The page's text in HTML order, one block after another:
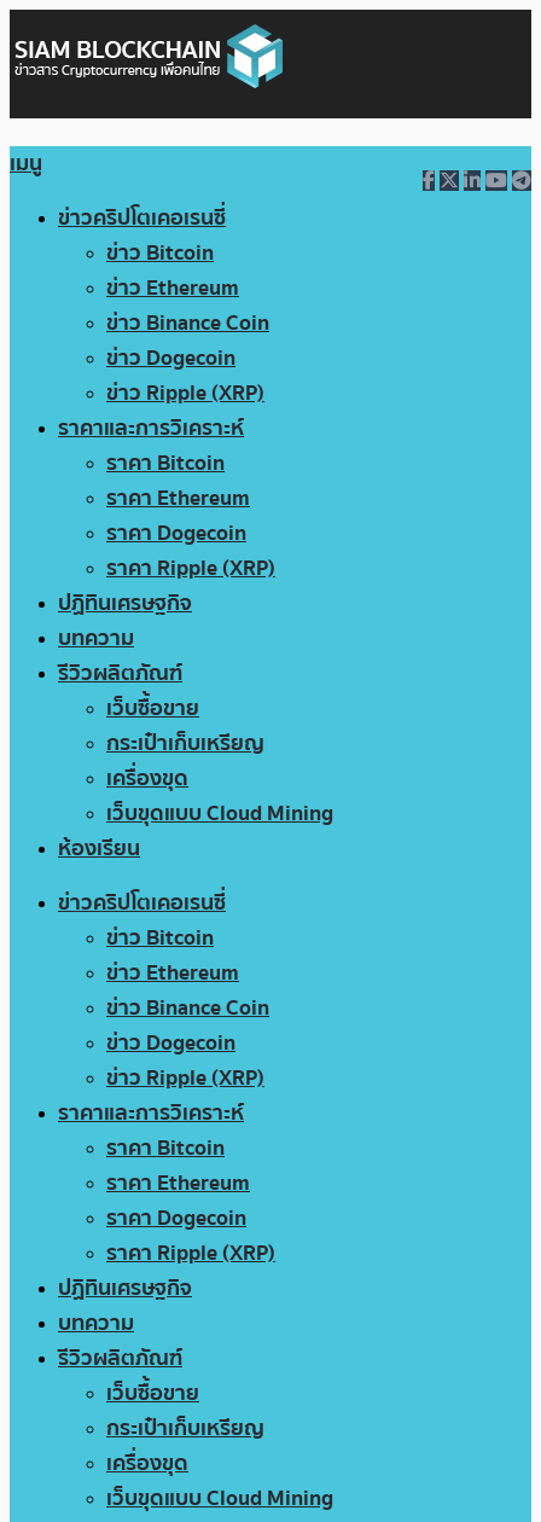
เมนู
ข่าวคริปโตเคอเรนซี่
ข่าว Bitcoin
ข่าว Ethereum
ข่าว Binance Coin
ข่าว Dogecoin
ข่าว Ripple (XRP)
ราคาและการวิเคราะห์
ราคา Bitcoin
ราคา Ethereum
ราคา Dogecoin
ราคา Ripple (XRP)
ปฏิทินเศรษฐกิจ
บทความ
รีวิวผลิตภัณฑ์
เว็บซื้อขาย
กระเป๋าเก็บเหรียญ
เครื่องขุด
เว็บขุดแบบ Cloud Mining
ห้องเรียน
ข่าวคริปโตเคอเรนซี่
ข่าว Bitcoin
ข่าว Ethereum
ข่าว Binance Coin
ข่าว Dogecoin
ข่าว Ripple (XRP)
ราคาและการวิเคราะห์
ราคา Bitcoin
ราคา Ethereum
ราคา Dogecoin
ราคา Ripple (XRP)
ปฏิทินเศรษฐกิจ
บทความ
รีวิวผลิตภัณฑ์
เว็บซื้อขาย
กระเป๋าเก็บเหรียญ
เครื่องขุด
เว็บขุดแบบ Cloud Mining